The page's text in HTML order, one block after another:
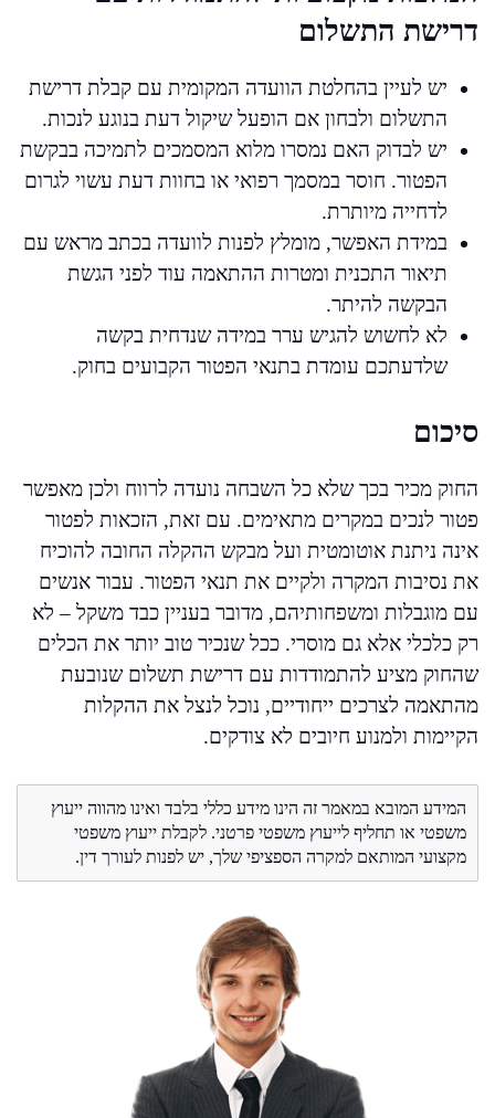
דרישת התשלום
יש לעיין בהחלטת הוועדה המקומית עם קבלת דרישת
התשלום ולבחון אם הופעל שיקול דעת בנוגע לנכות.
יש לבדוק האם נמסרו מלוא המסמכים לתמיכה בבקשת
הפטור. חוסר במסמך רפואי או בחוות דעת עשוי לגרום
לדחייה מיותרת.
במידת האפשר, מומלץ לפנות לוועדה בכתב מראש עם
תיאור התכנית ומטרות ההתאמה עוד לפני הגשת
הבקשה להיתר.
לא לחשוש להגיש ערר במידה שנדחית בקשה
שלדעתכם עומדת בתנאי הפטור הקבועים בחוק.
סיכום
החוק מכיר בכך שלא כל השבחה נועדה לרווח ולכן מאפשר
פטור לנכים במקרים מתאימים. עם זאת, הזכאות לפטור
אינה ניתנת אוטומטית ועל מבקש ההקלה החובה להוכיח
את נסיבות המקרה ולקיים את תנאי הפטור. עבור אנשים
עם מוגבלות ומשפחותיהם, מדובר בעניין כבד משקל – לא
רק כלכלי אלא גם מוסרי. ככל שנכיר טוב יותר את הכלים
שהחוק מציע להתמודדות עם דרישת תשלום שנובעת
מהתאמה לצרכים ייחודיים, נוכל לנצל את ההקלות
הקיימות ולמנוע חיובים לא צודקים.
המידע המובא במאמר זה הינו מידע כללי בלבד ואינו מהווה ייעוץ
משפטי או תחליף לייעוץ משפטי פרטני. לקבלת ייעוץ משפטי
מקצועי המותאם למקרה הספציפי שלך, יש לפנות לעורך דין.